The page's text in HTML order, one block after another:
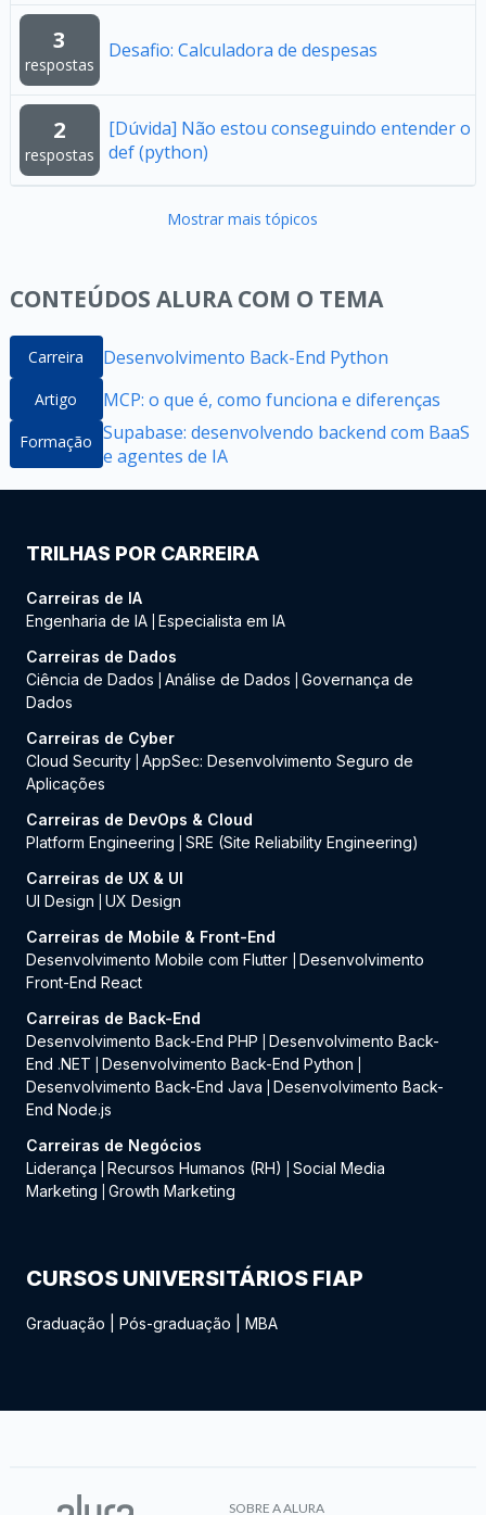
3
respostas
Desafio: Calculadora de despesas
2
respostas
[Dúvida] Não estou conseguindo entender o
def (python)
Mostrar mais tópicos
CONTEÚDOS ALURA COM O TEMA
Carreira Desenvolvimento Back-End Python
Artigo MCP: o que é, como funciona e diferenças
Formação Supabase: desenvolvendo backend com BaaS
e agentes de IA
TRILHAS POR CARREIRA
Carreiras de IA
Engenharia de IA Especialista em IA
Carreiras de Dados
Ciência de Dados
Análise de Dados
Governança de
Dados
Carreiras de Cyber
Cloud Security AppSec: Desenvolvimento Seguro de
Aplicações
Carreiras de DevOps & Cloud
Platform Engineering
SRE (Site Reliability Engineering)
Carreiras de UX & UI
UI Design
UX Design
Carreiras de Mobile & Front-End
Desenvolvimento Mobile com Flutter
Desenvolvimento
Front-End React
Carreiras de Back-End
Desenvolvimento Back-End PHP
Desenvolvimento Back-
End .NET
Desenvolvimento Back-End Python
Desenvolvimento Back-End Java
Desenvolvimento Back-
End Node.js
Carreiras de Negócios
Liderança
Recursos Humanos (RH)
Social Media
Marketing
Growth Marketing
CURSOS UNIVERSITÁRIOS FIAP
Graduação Pós-graduação MBA
SOBRE A ALURA